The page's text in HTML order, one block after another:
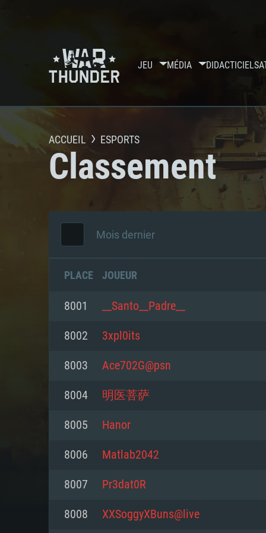
JEU MÉDIA DIDACTICIELS
ACCUEIL ESPORTS
Classement
Mois dernier
PLACE JOUEUR
8001 __Santo__Padre__
8002 3xpl0its
8003 Ace702G@psn
8004 明医菩萨
8005 Hanor
8006 Matlab2042
8007 Pr3dat0R
8008 XXSoggyXBuns@live